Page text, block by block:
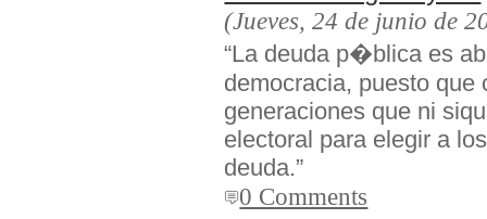
(Jueves, 24 de junio de
“La deuda p�blica es
democracia, puesto que
generaciones que ni
electoral para elegir a
deuda.”
0 Comments